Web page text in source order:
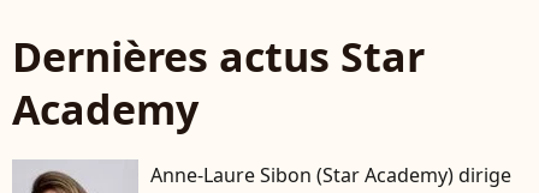
Dernières actus Star
Academy
Anne-Laure Sibon (Star Academy) dirige